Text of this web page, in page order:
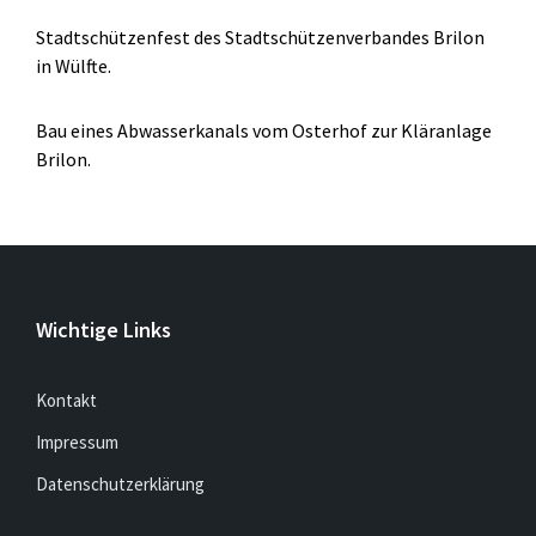
Stadtschützenfest des Stadtschützenverbandes Brilon
in Wülfte.
Bau eines Abwasserkanals vom Osterhof zur Kläranlage
Brilon.
Wichtige Links
Kontakt
Impressum
Datenschutzerklärung